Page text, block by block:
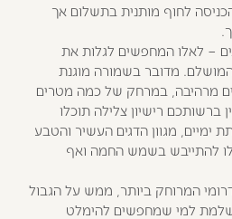
לחוף מותנית בתשלום אך
– לאלו המחפשים לגלות את
מדובר בשמורה מוגנת
מרהיבה, במרחק של כמה מטרים
רישיון צלילה תוכלו
ימיים, מגוון הדגים העשיר והטבע
להתייבש בשמש החמה ואף
המרוחק ביותר, ממש על הגבול
למי שמחפשים להימלט